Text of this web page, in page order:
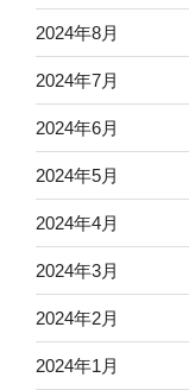
2024年8月
2024年7月
2024年6月
2024年5月
2024年4月
2024年3月
2024年2月
2024年1月